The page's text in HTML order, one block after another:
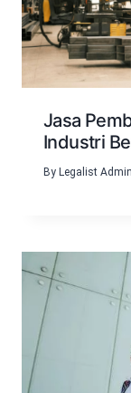
Jasa
Industri
By Legalist Admin